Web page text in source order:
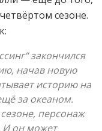
сезоне.
закончился
начав новую
историю на
за океаном.
персонаж
И он может